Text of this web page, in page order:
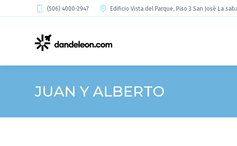
(506) 4000-2947 Edificio Vista del Parque, Piso 3 San José La
JUAN Y ALBERTO